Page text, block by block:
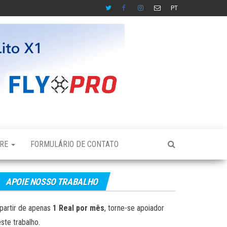
PT
FORMULÁRIO DE CONTATO
APOIE NOSSO TRABALHO
de apenas 1 Real por mês, torne-se apoiador
trabalho.